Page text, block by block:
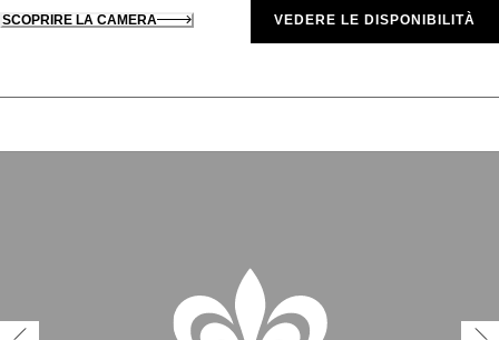
SCOPRIRE LA CAMERA VEDERE LE DISPONIBILITÀ